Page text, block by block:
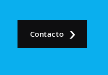
Contacto